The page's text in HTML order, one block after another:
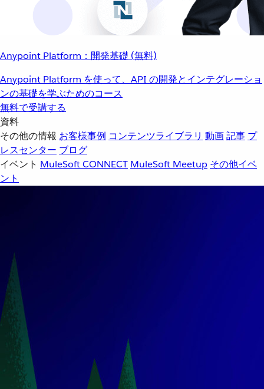
Anypoint Platform：開発基礎 (無料)
Anypoint Platform を使って、API の開発とインテグレーショ
ンの基礎を学ぶためのコース
無料で受講する
資料
その他の情報 お客様事例 コンテンツライブラリ 動画記事 プ
レスセンター ブログ
イベント MuleSoft CONNECT MuleSoft Meetup その他イベ
ント